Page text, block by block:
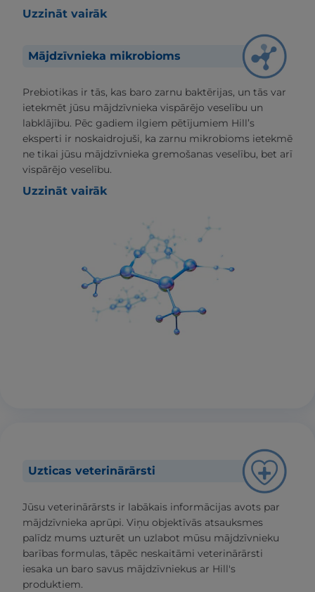
Uzzināt vairāk
Mājdzīvnieka mikrobioms
Prebiotikas ir tās, kas baro zarnu baktērijas, un tās var
ietekmēt jūsu mājdzīvnieka vispārējo veselību un
labklājību. Pēc gadiem ilgiem pētījumiem Hill’s
eksperti ir noskaidrojuši, ka zarnu mikrobioms ietekmē
ne tikai jūsu mājdzīvnieka gremošanas veselību, bet arī
vispārējo veselību.
Uzzināt vairāk
Uzticas veterinārārsti
Jūsu veterinārārsts ir labākais informācijas avots par
mājdzīvnieka aprūpi. Viņu objektīvās atsauksmes
palīdz mums uzturēt un uzlabot mūsu mājdzīvnieku
barības formulas, tāpēc neskaitāmi veterinārārsti
iesaka un baro savus mājdzīvniekus ar Hill's
produktiem.